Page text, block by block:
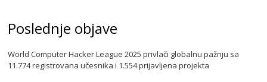
Poslednje objave
World Computer Hacker League 2025 privlači globalnu pažnju sa
11.774 registrovana učesnika i 1.554 prijavljena projekta